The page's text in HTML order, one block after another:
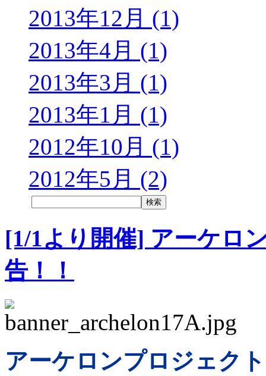
2013年12月 (1)
2013年4月 (1)
2013年3月 (1)
2013年1月 (1)
2012年10月 (1)
2012年5月 (2)
[1/1より開催] アーケロ
告！！
アーケロンプロジェク